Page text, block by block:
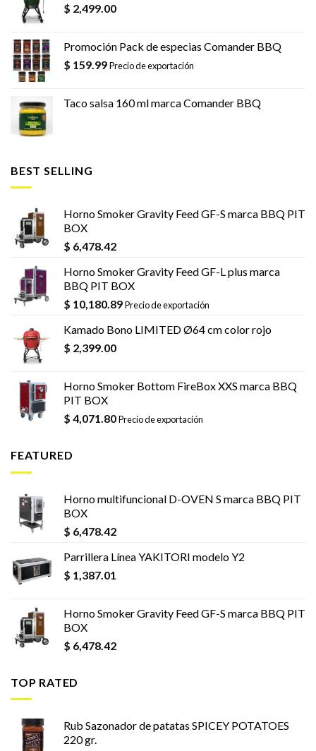
$ 2,499.00
Promoción Pack de especias Comander BBQ
$ 159.99Precio de exportación
Taco salsa 160 ml marca Comander BBQ
BEST SELLING
Horno Smoker Gravity Feed GF-S marca BBQ PIT
BOX
$ 6,478.42
Horno Smoker Gravity Feed GF-L plus marca
BBQ PIT BOX
$ 10,180.89Precio de exportación
Kamado Bono LIMITED Ø64 cm color rojo
$ 2,399.00
Horno Smoker Bottom FireBox XXS marca BBQ
PIT BOX
$ 4,071.80Precio de exportación
FEATURED
Horno multifuncional D-OVEN S marca BBQ PIT
BOX
$ 6,478.42
Parrillera Línea YAKITORI modelo Y2
$ 1,387.01
Horno Smoker Gravity Feed GF-S marca BBQ PIT
BOX
$ 6,478.42
TOP RATED
Rub Sazonador de patatas SPICEY POTATOES
220 gr.